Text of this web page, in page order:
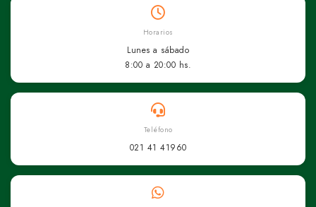
Horarios
Lunes a sábado
8:00 a 20:00 hs.
Teléfono
021 41 41960